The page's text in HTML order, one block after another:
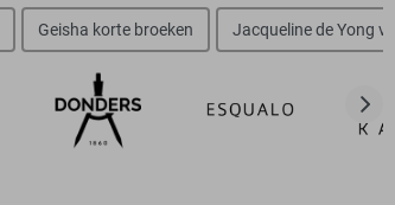
Geisha korte broeken Jacqueline de Yong